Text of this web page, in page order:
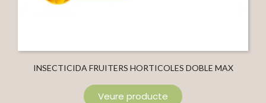
INSECTICIDA FRUITERS HORTICOLES DOBLE MAX
Veure producte